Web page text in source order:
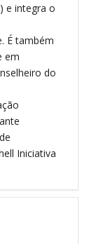
e integra o
É também
em
do
Iniciativa